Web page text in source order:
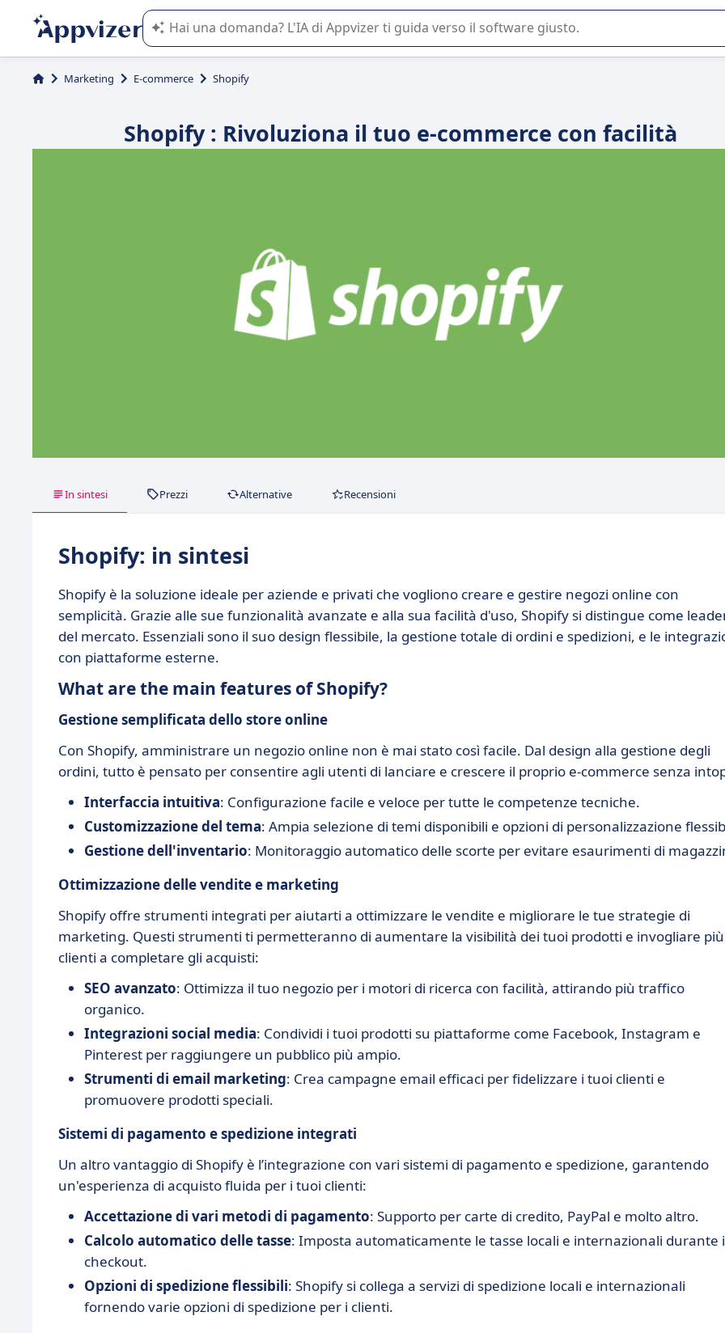
L'IA di Appvizer vi guida nell'utilizzo o nella scelta di un software SaaS per la vostra azienda.
Marketing E-commerce Shopify
Shopify : Rivoluziona il tuo e-commerce con facilità
In sintesi Prezzi Alternative Recensioni
Shopify: in sintesi
Shopify è la soluzione ideale per aziende e privati che vogliono creare e gestire negozi online con
semplicità. Grazie alle sue funzionalità avanzate e alla sua facilità d'uso, Shopify si distingue come
del mercato. Essenziali sono il suo design flessibile, la gestione totale di ordini e spedizioni, e le
con piattaforme esterne.
What are the main features of Shopify?
Gestione semplificata dello store online
Con Shopify, amministrare un negozio online non è mai stato così facile. Dal design alla gestione degli
ordini, tutto è pensato per consentire agli utenti di lanciare e crescere il proprio e-commerce senza
Interfaccia intuitiva: Configurazione facile e veloce per tutte le competenze tecniche.
Customizzazione del tema: Ampia selezione di temi disponibili e opzioni di personalizzazione
Gestione dell'inventario: Monitoraggio automatico delle scorte per evitare esaurimenti di
Ottimizzazione delle vendite e marketing
Shopify offre strumenti integrati per aiutarti a ottimizzare le vendite e migliorare le tue strategie di
marketing. Questi strumenti ti permetteranno di aumentare la visibilità dei tuoi prodotti e invogliare più
clienti a completare gli acquisti:
SEO avanzato: Ottimizza il tuo negozio per i motori di ricerca con facilità, attirando più traffico
organico.
Integrazioni social media: Condividi i tuoi prodotti su piattaforme come Facebook, Instagram e
Pinterest per raggiungere un pubblico più ampio.
Strumenti di email marketing: Crea campagne email efficaci per fidelizzare i tuoi clienti e
promuovere prodotti speciali.
Sistemi di pagamento e spedizione integrati
Un altro vantaggio di Shopify è l’integrazione con vari sistemi di pagamento e spedizione, garantendo
un'esperienza di acquisto fluida per i tuoi clienti:
Accettazione di vari metodi di pagamento: Supporto per carte di credito, PayPal e molto altro.
Calcolo automatico delle tasse: Imposta automaticamente le tasse locali e internazionali durante
checkout.
Opzioni di spedizione flessibili: Shopify si collega a servizi di spedizione locali e internazionali
fornendo varie opzioni di spedizione per i clienti.